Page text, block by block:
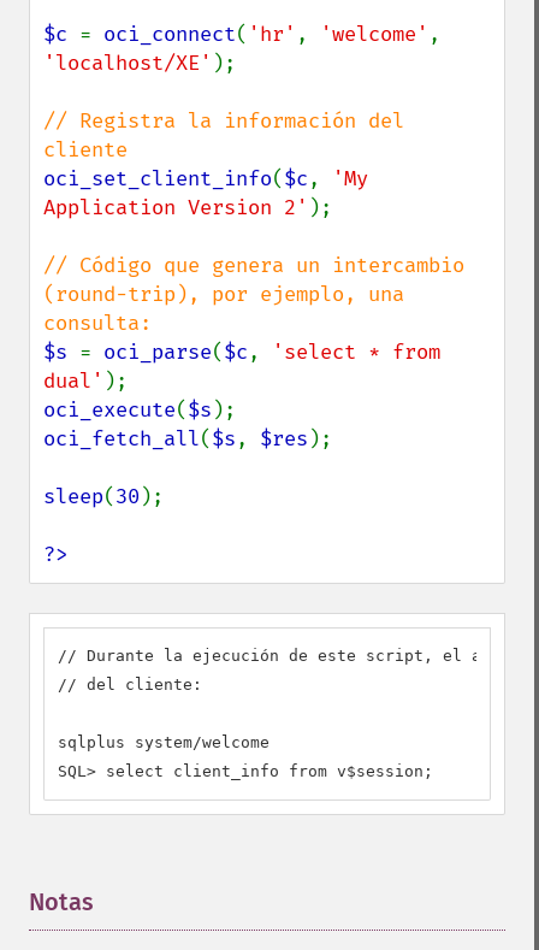
$c = oci_connect( 'hr' , 'welcome'
'localhost/XE' );
// Registra la información del
oci_set_client_info($c,
'My
Application Version 2' );
// Código que genera un intercambio
(round-trip), por ejemplo, una
$s = oci_parse($c,
'select * from
dual'
oci_execute($s
oci_fetch_all($s, $res );
sleep(30 );
?>
// Durante la ejecución de este script, el
// del cliente:
sqlplus system/welcome
SQL> select client_info from v$session;
Notas